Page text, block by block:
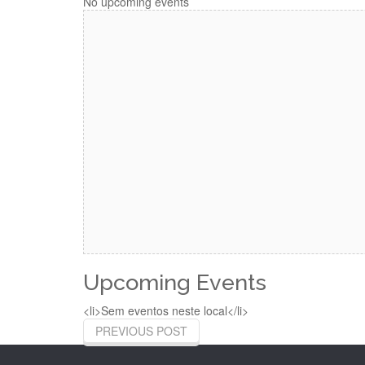
Upcoming Events
<li>Sem eventos neste local</li>
PREVIOUS POST